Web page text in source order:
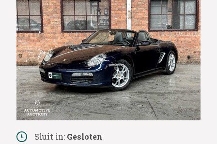
Sluit in: Gesloten